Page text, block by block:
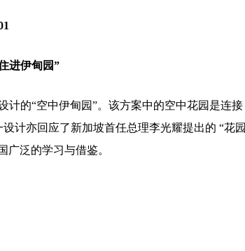
进伊甸园”
计的“空中伊甸园”。该方案中的空中花园是连接
计亦回应了新加坡首任总理李光耀提出的 “花园
广泛的学习与借鉴。